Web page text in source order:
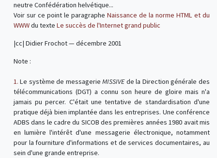
neutre Confédération helvétique...
Voir sur ce point le paragraphe Naissance de la norme HTML et du
WWWdu texte Le succès de l'Internet grand public
|cc| Didier Frochot — décembre 2001
Note :
1. Le système de messagerieMISSIVEde la Direction générale des
télécommunications (DGT) a connu son heure de gloire mais n'a
jamais pu percer. C'était une tentative de standardisation d'une
pratique déjà bien implantée dans les entreprises. Une conférence
ADBS dans le cadre du SICOB des premières années 1980 avait mis
en lumière l'intérêt d'une messagerie électronique, notamment
pour la fourniture d'informations et de services documentaires, au
sein d'une grande entreprise.